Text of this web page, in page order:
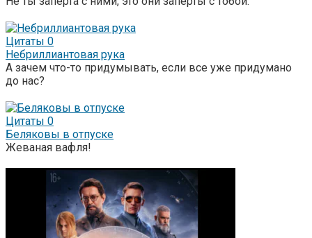
Цитаты 0
Небриллиантовая рука
А зачем что-то придумывать, если все уже придумано
до нас?
Цитаты 0
Беляковы в отпуске
Жеваная вафля!